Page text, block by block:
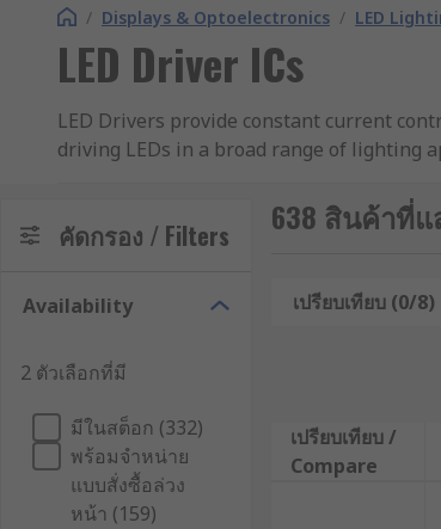
/ Displays & Optoelectronics / LED
LED Driver ICs
LED Drivers provide constant current
driving LEDs in a broad range of lighting
Features include PWM dimming control
flashlights, bicycle lights, and solar
The DC-DC switch mode LED driver
applications. Converter topologies
คัดกรอง / Filters
Availability
2 ตัวเลือกที่มี
มีในสต็อก (332)
พร้อมจำหน่าย
แบบสั่งซื้อล่วง
หน้า (159)
638 สินค้าที่แ
เปรียบเทียบ (0/8)
เปรียบเทียบ /
Compare